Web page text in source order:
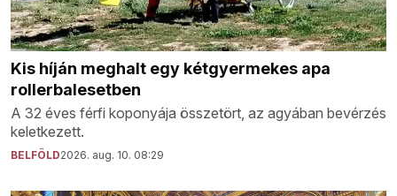
Kis híján meghalt egy kétgyermekes apa
rollerbalesetben
A 32 éves férfi koponyája összetört, az agyában bevérzés
keletkezett.
BELFÖLD2026. aug. 10. 08:29